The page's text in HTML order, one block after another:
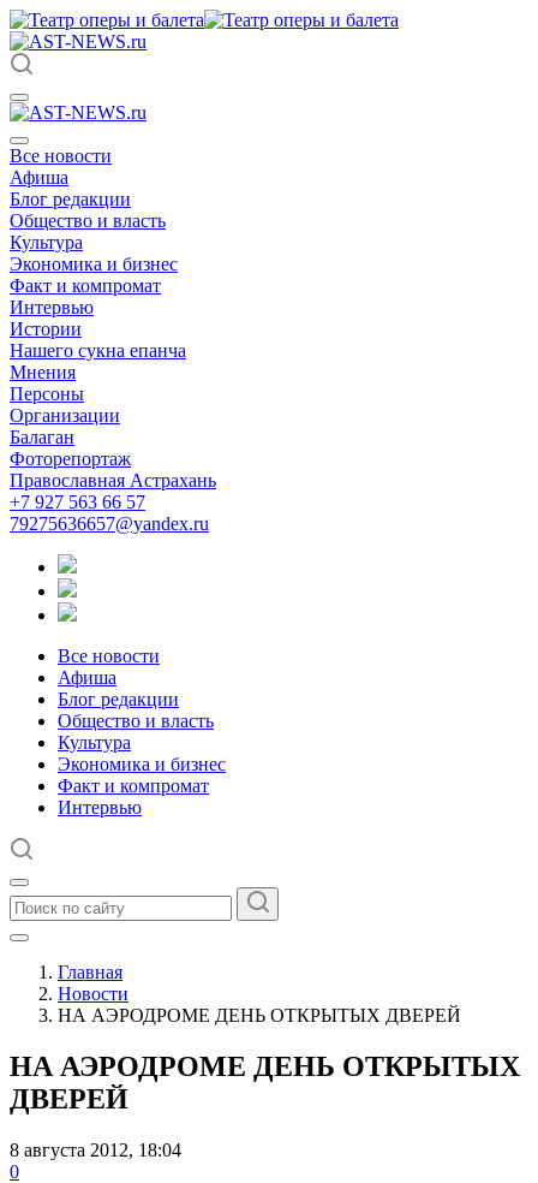
Все новости
Афиша
Блог редакции
Общество и власть
Культура
Экономика и бизнес
Факт и компромат
Интервью
Истории
Нашего сукна епанча
Мнения
Персоны
Организации
Балаган
Фоторепортаж
Православная Астрахань
+7 927 563 66 57
79275636657@yandex.ru
Все новости
Афиша
Блог редакции
Общество и власть
Культура
Экономика и бизнес
Факт и компромат
Интервью
Главная
Новости
НА АЭРОДРОМЕ ДЕНЬ ОТКРЫТЫХ ДВЕРЕЙ
НА АЭРОДРОМЕ ДЕНЬ ОТКРЫТЫХ
ДВЕРЕЙ
8 августа 2012, 18:04
0